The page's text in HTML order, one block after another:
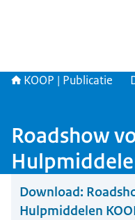
KOOP | Publicatie
Roadshow
Download:
Hulpmiddelen